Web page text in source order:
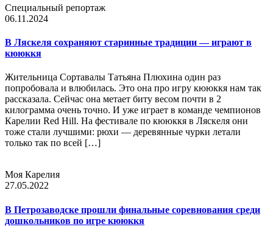
Специальный репортаж
06.11.2024
В Ляскеля сохраняют старинные традиции — играют в
кююккя
Жительница Сортавалы Татьяна Плюхина один раз
попробовала и влюбилась. Это она про игру кююккя нам так
рассказала. Сейчас она метает биту весом почти в 2
килограмма очень точно. И уже играет в команде чемпионов
Карелии Red Hill. На фестивале по кююккя в Ляскеля они
тоже стали лучшими: рюхи — деревянные чурки летали
только так по всей […]
Моя Карелия
27.05.2022
В Петрозаводске прошли финальные соревнования среди
дошкольников по игре кююккя